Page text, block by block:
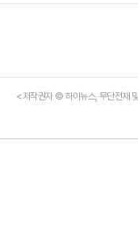
<저작권자 © 하이뉴스, 무단전재